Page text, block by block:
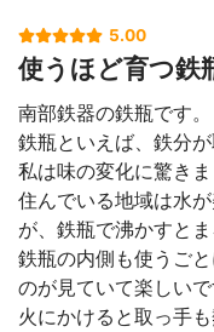
5.00
使うほど育つ鉄
南部鉄器の鉄瓶です。
鉄瓶といえば、鉄分
私は味の変化に驚きま
住んでいる地域は水
が、鉄瓶で沸かすと
鉄瓶の内側も使うご
のが見ていて楽しいで
火にかけると取っ手